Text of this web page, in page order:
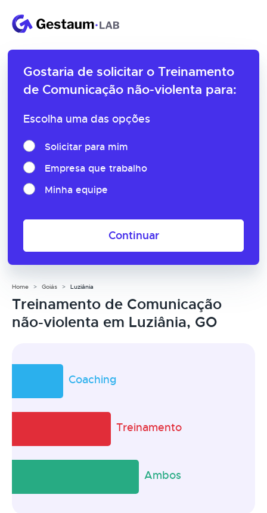
Gostaria de solicitar o Treinamento
de Comunicação não-violenta para:
Escolha uma das opções
Solicitar para mim
Empresa que trabalho
Minha equipe
Continuar
Home Goiás Luziânia
Treinamento de Comunicação
não-violenta em Luziânia, GO